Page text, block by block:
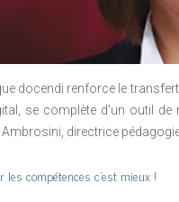
En repensant les liens
elle aussi pour devenir
docendi renforce le
se complète d’un outil
Ambrosini, directrice
les compétences c’est mieux !